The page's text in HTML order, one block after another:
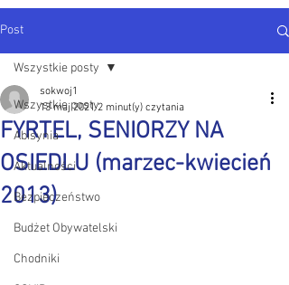
Post
Wszystkie posty
Abisynia
Aktualności
Bezpieczeństwo
Budżet Obywatelski
Chodniki
Wszystkie posty
FYRTEL, SENIORZY NA
OSIEDLU (marzec-kwiecień
2013)
sokwoj1
13 maj 2021 2 minut(y) czytania